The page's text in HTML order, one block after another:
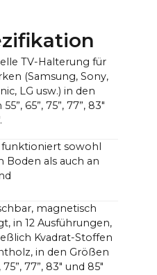
ohne Halterung) /
in ohne Halterung)
TV-Halterung für
(Samsung, Sony,
LG usw.) in den
65”, 75”, 77”, 83"
funktioniert sowohl
Boden als auch an
magnetisch
in 12 Ausführungen,
Kvadrat-Stoffen
in den Größen
75”, 77”, 83" und 85"